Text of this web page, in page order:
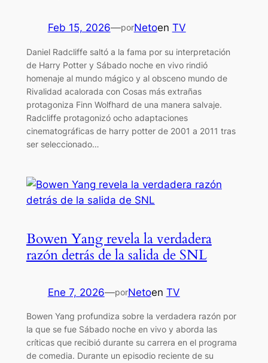
Feb 15, 2026—porNetoen TV
Daniel Radcliffe saltó a la fama por su interpretación
de Harry Potter y Sábado noche en vivo rindió
homenaje al mundo mágico y al obsceno mundo de
Rivalidad acalorada con Cosas más extrañas
protagoniza Finn Wolfhard de una manera salvaje.
Radcliffe protagonizó ocho adaptaciones
cinematográficas de harry potter de 2001 a 2011 tras
ser seleccionado…
Bowen Yang revela la verdadera
razón detrás de la salida de SNL
Ene 7, 2026—porNetoen TV
Bowen Yang profundiza sobre la verdadera razón por
la que se fue Sábado noche en vivo y aborda las
críticas que recibió durante su carrera en el programa
de comedia. Durante un episodio reciente de su